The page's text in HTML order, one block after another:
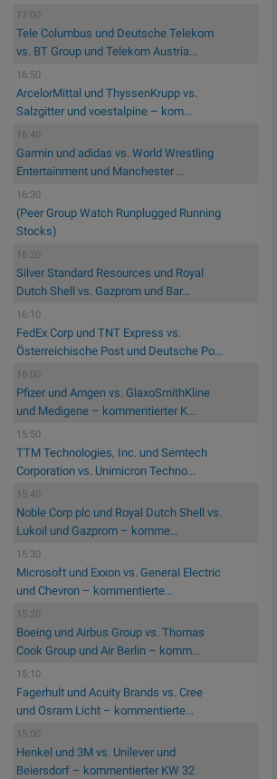
17:00
Tele Columbus und Deutsche Telekom
vs. BT Group und Telekom Austria...
16:50
ArcelorMittal und ThyssenKrupp vs.
Salzgitter und voestalpine – kom...
16:40
Garmin und adidas vs. World Wrestling
Entertainment und Manchester ...
16:30
(Peer Group Watch Runplugged Running
Stocks)
16:20
Silver Standard Resources und Royal
Dutch Shell vs. Gazprom und Bar...
16:10
FedEx Corp und TNT Express vs.
Österreichische Post und Deutsche Po...
16:00
Pfizer und Amgen vs. GlaxoSmithKline
und Medigene – kommentierter K...
15:50
TTM Technologies, Inc. und Semtech
Corporation vs. Unimicron Techno...
15:40
Noble Corp plc und Royal Dutch Shell vs.
Lukoil und Gazprom – komme...
15:30
Microsoft und Exxon vs. General Electric
und Chevron – kommentierte...
15:20
Boeing und Airbus Group vs. Thomas
Cook Group und Air Berlin – komm...
15:10
Fagerhult und Acuity Brands vs. Cree
und Osram Licht – kommentierte...
15:00
Henkel und 3M vs. Unilever und
Beiersdorf – kommentierter KW 32